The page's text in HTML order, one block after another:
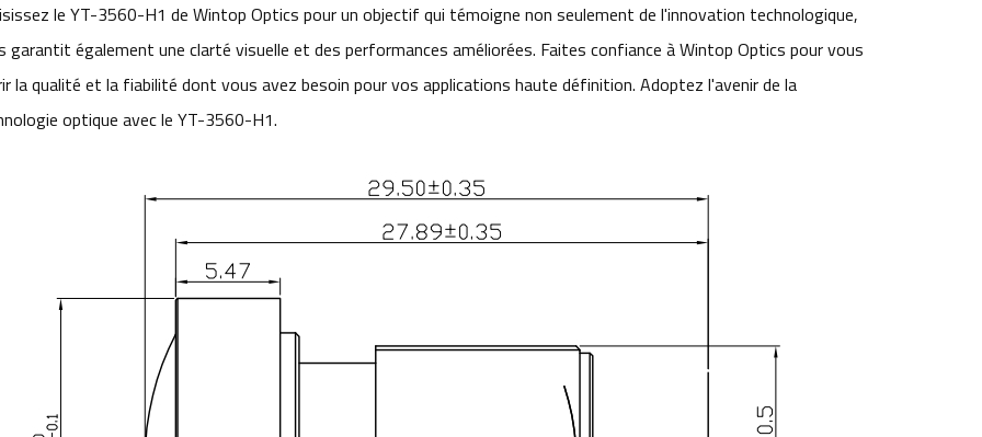
le YT-3560-H1 de Wintop Optics pour un objectif qui témoigne non seulement de l'innovation technologique,
garantit également une clarté visuelle et des performances améliorées. Faites confiance à Wintop Optics pour vous
la qualité et la fiabilité dont vous avez besoin pour vos applications haute définition. Adoptez l'avenir de la
optique avec le YT-3560-H1.